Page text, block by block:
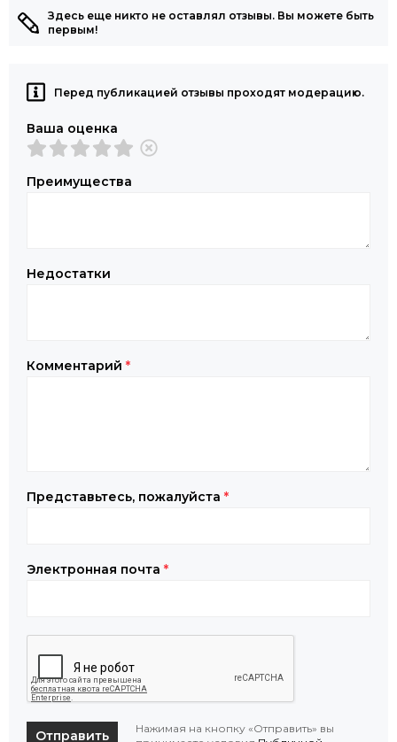
Здесь еще никто не оставлял отзывы. Вы можете быть
первым!
Перед публикацией отзывы проходят модерацию.
Ваша оценка
Преимущества
Недостатки
Комментарий *
Представьтесь, пожалуйста *
Электронная почта *
Отправить
Нажимая на кнопку «Отправить» вы